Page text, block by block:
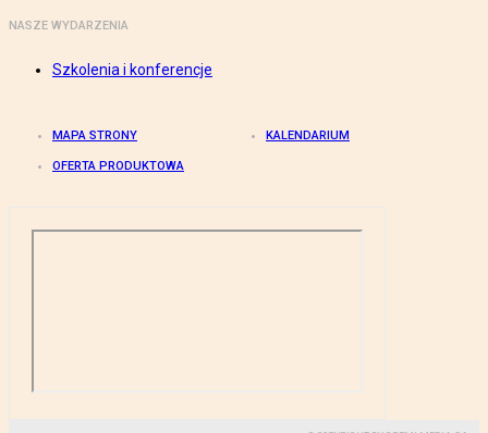
NASZE WYDARZENIA
Szkolenia i konferencje
MAPA STRONY KALENDARIUM
OFERTA PRODUKTOWA